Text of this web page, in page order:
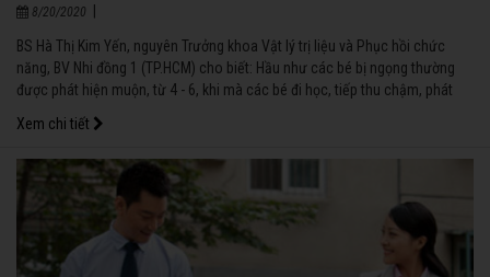
8/20/2020 |
BS Hà Thị Kim Yến, nguyên Trưởng khoa Vật lý trị liệu và Phục hồi chức
năng, BV Nhi đồng 1 (TP.HCM) cho biết: Hầu như các bé bị ngọng thường
được phát hiện muộn, từ 4 - 6, khi mà các bé đi học, tiếp thu chậm, phát
của bé càng khó khăn.
Xem chi tiết